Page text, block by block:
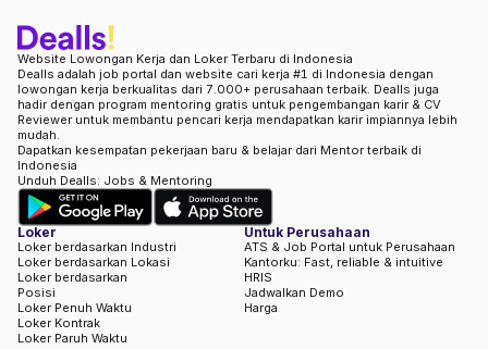
Website Lowongan Kerja dan Loker Terbaru di Indonesia
Dealls adalah job portal dan website cari kerja #1 di Indonesia dengan
lowongan kerja berkualitas dari 7.000+ perusahaan terbaik. Dealls juga
hadir dengan program mentoring gratis untuk pengembangan karir & CV
Reviewer untuk membantu pencari kerja mendapatkan karir impiannya lebih
mudah.
Dapatkan kesempatan pekerjaan baru & belajar dari Mentor terbaik di
Indonesia
Unduh Dealls: Jobs & Mentoring
Loker
Loker berdasarkan Industri
Loker berdasarkan Lokasi
Loker berdasarkan
Posisi
Loker Penuh Waktu
Loker Kontrak
Loker Paruh Waktu
Untuk Perusahaan
ATS & Job Portal untuk Perusahaan
Kantorku: Fast, reliable & intuitive
HRIS
Jadwalkan Demo
Harga